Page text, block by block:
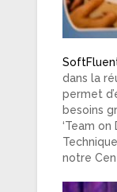
dans la
permet
besoins
‘Team on
notre